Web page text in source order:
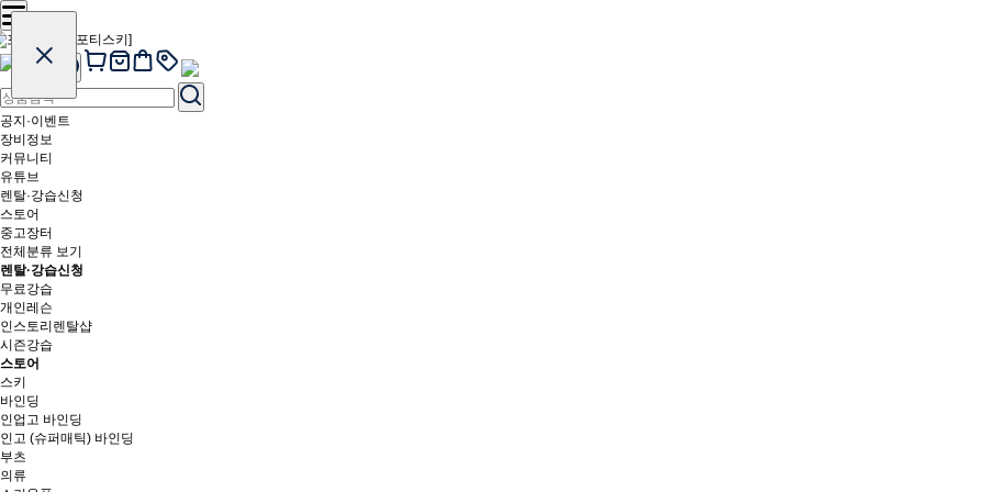
공지·이벤트
장비정보
커뮤니티
유튜브
렌탈·강습신청
스토어
중고장터
전체분류 보기
렌탈·강습신청
무료강습
개인레슨
인스토리렌탈샵
시즌강습
스토어
스키
바인딩
인업고 바인딩
인고 (슈퍼매틱) 바인딩
부츠
의류